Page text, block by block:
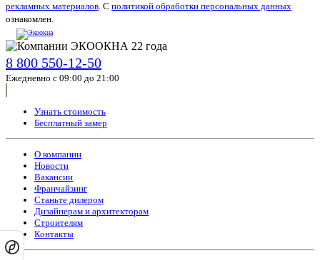
рекламных материалов. С политикой обработки персональных данных
ознакомлен.
8 800 550-12-50
Ежедневно с 09:00 до 21:00
Узнать стоимость
Бесплатный замер
О компании
Новости
Вакансии
Франчайзинг
Станьте дилером
Дизайнерам и архитекторам
Строителям
Контакты